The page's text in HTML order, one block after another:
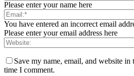
Please enter your name here
You have entered an incorrect email
Please enter your email address here
Save my name, email, and website
time I comment.